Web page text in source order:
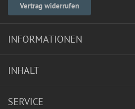
Vertrag widerrufen
INFORMATIONEN
INHALT
SERVICE